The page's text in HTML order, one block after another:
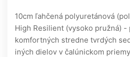
10cm ľahčená polyuretánová
High Resilient (vysoko pružná) -
komfortných stredne tvrdých
iných dielov v čalúnickom